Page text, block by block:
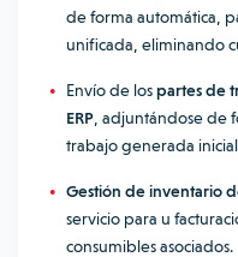
de forma automática,
unificada, eliminando
Envío de lospartes de
ERP , adjuntándose de
trabajo generada
Gestión de inventario
servicio para u
consumibles asociados.